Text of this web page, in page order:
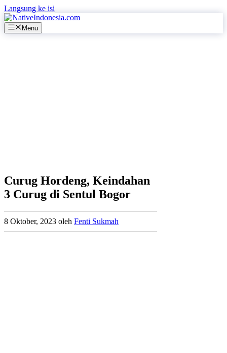
Langsung ke isi
Menu
Curug Hordeng, Keindahan
3 Curug di Sentul Bogor
8 Oktober, 2023 oleh Fenti Sukmah